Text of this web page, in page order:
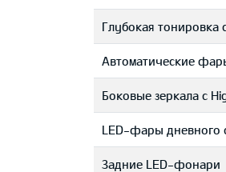
Глубокая тонировка
Автоматические
Боковые зеркала с
LED-фары дневного
Задние LED-фонари